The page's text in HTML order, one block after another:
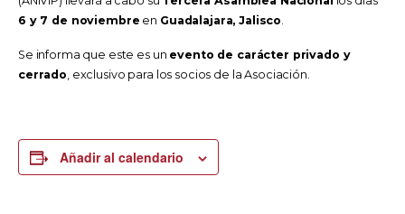
6 y 7 de noviembre en Guadalajara, Jalisco.
Se informa que este es un evento de carácter privado y
cerrado, exclusivo para los socios de la Asociación.
Añadir al calendario